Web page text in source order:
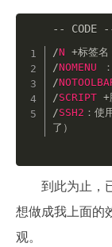
/N +
/NOMENU
/
/SCRIPT +
/SSH2 ：使
了）
到此为止，
想做成我上面的
观。